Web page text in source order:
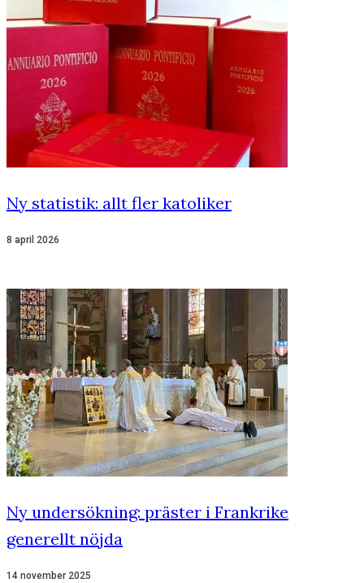
Ny statistik: allt fler katoliker
8 april 2026
Ny undersökning: präster i Frankrike
generellt nöjda
14 november 2025